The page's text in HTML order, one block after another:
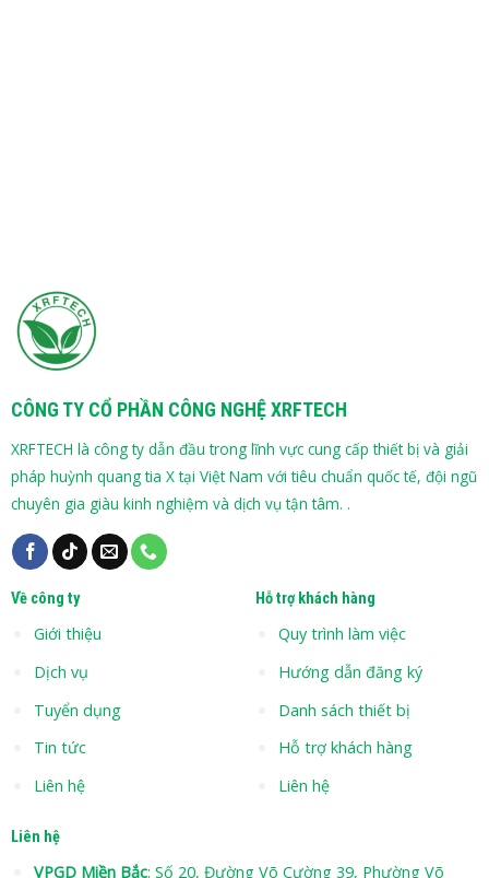
CÔNG TY CỔ PHẦN CÔNG NGHỆ XRFTECH
XRFTECH là công ty dẫn đầu trong lĩnh vực cung cấp thiết bị và giải
pháp huỳnh quang tia X tại Việt Nam với tiêu chuẩn quốc tế, đội ngũ
chuyên gia giàu kinh nghiệm và dịch vụ tận tâm. .
Về công ty
Giới thiệu
Dịch vụ
Tuyển dụng
Tin tức
Liên hệ
Hỗ trợ khách hàng
Quy trình làm việc
Hướng dẫn đăng ký
Danh sách thiết bị
Hỗ trợ khách hàng
Liên hệ
Liên hệ
VPGD Miền Bắc: Số 20, Đường Võ Cường 39, Phường Võ